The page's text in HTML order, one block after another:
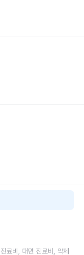
료비, 대면 진료비, 약제